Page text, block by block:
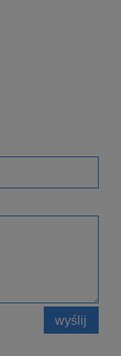
wyślij